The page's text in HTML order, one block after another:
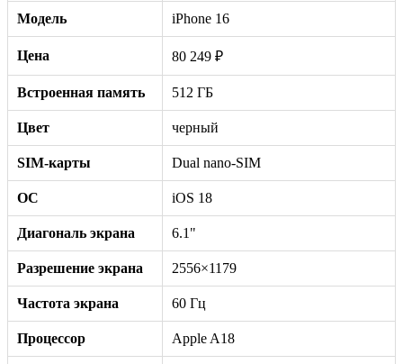
Модель iPhone 16
Цена 80 249 ₽
Встроенная память 512 ГБ
Цвет черный
SIM-карты Dual nano-SIM
ОС iOS 18
Диагональ экрана 6.1"
Разрешение экрана 2556×1179
Частота экрана 60 Гц
Процессор Apple A18